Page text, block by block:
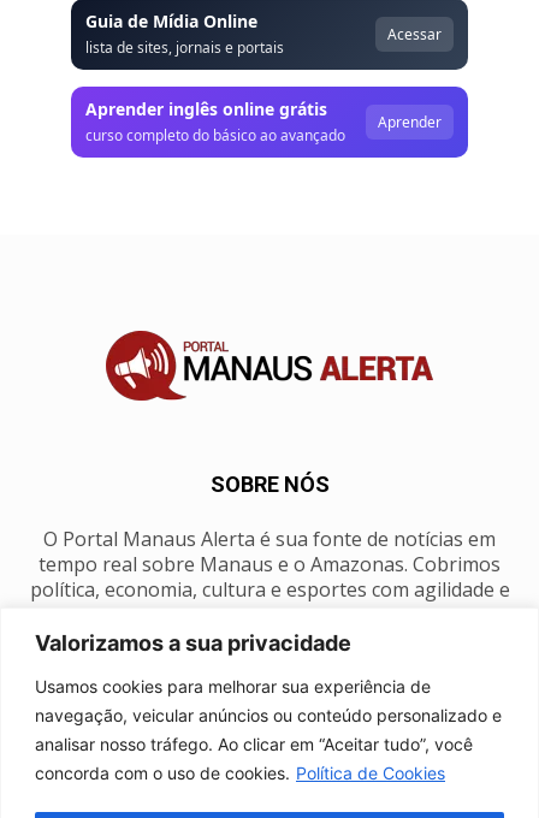
Valorizamos a sua privacidade
Usamos cookies para melhorar sua experiência de
navegação, veicular anúncios ou conteúdo personalizado e
analisar nosso tráfego. Ao clicar em “Aceitar tudo”, você
concorda com o uso de cookies. Política de Cookies
Guia de Mídia Online
lista de sites, jornais e portais
Acessar
Aprender inglês online grátis
curso completo do básico ao avançado
Aprender
SOBRE NÓS
O Portal Manaus Alerta é sua fonte de notícias em
tempo real sobre Manaus e o Amazonas. Cobrimos
política, economia, cultura e esportes com agilidade e
SIGA-NOS